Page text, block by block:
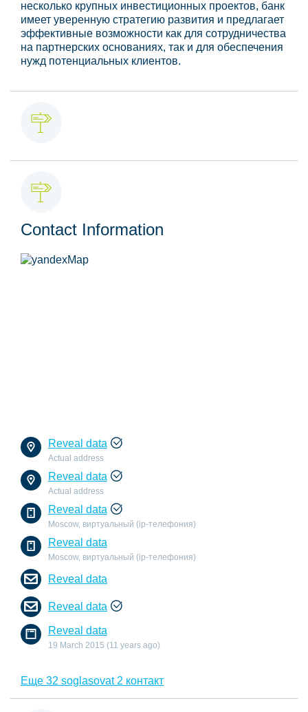
несколько крупных инвестиционных проектов, банк
имеет уверенную стратегию развития и предлагает
эффективные возможности как для сотрудничества
на партнерских основаниях, так и для обеспечения
нужд потенциальных клиентов.
Contact Information
Reveal data
Actual address
Reveal data
Actual address
Reveal data
Moscow, виртуальный (ip-телефония)
Reveal data
Moscow, виртуальный (ip-телефония)
Reveal data
Reveal data
Reveal data
19 March 2015 (11 years ago)
Еще 32 soglasovat 2 контакт